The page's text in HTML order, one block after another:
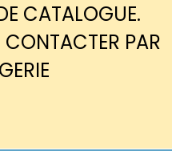
CATALOGUE.
CONTACTER PAR